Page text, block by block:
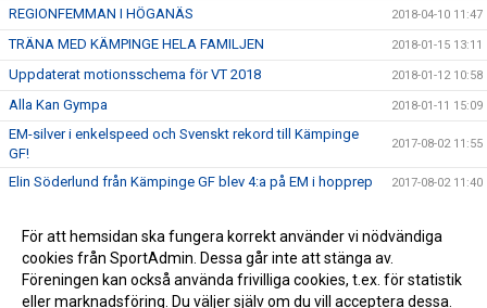
REGIONFEMMAN I HÖGANÄS 2018-04-10 11:47
TRÄNA MED KÄMPINGE HELA FAMILJEN 2018-01-15 13:11
Uppdaterat motionsschema för VT 2018 2018-01-12 10:58
Alla Kan Gympa 2018-01-11 15:09
EM-silver i enkelspeed och Svenskt rekord till Kämpinge
GF!
2017-08-02 11:55
Elin Söderlund från Kämpinge GF blev 4:a på EM i hopprep 2017-08-02 11:40
TERMINSSTART HÖSTEN 2017 2017-07-23 11:02
KÄMPINGEKLÄDER, DRÄKTER OCH HOTPANTS 2015-10-07 10:54
För att hemsidan ska fungera korrekt använder vi nödvändiga
cookies från SportAdmin. Dessa går inte att stänga av.
Föreningen kan också använda frivilliga cookies, t.ex. för statistik
eller marknadsföring. Du väljer själv om du vill acceptera dessa.